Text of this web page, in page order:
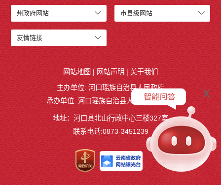
州政府网站 市县级网站
友情链接
网站地图 | 网站声明 | 关于我们
主办单位: 河口瑶族自治县人民政府
承办单位: 河口瑶族自治县人民政府办公室
地址：河口县北山行政中心三楼327室
联系电话:0873-3451239
x